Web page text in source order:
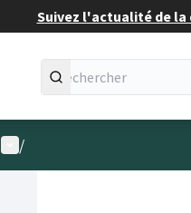
Suivez l'actualité de la
Menu utilisateur
/